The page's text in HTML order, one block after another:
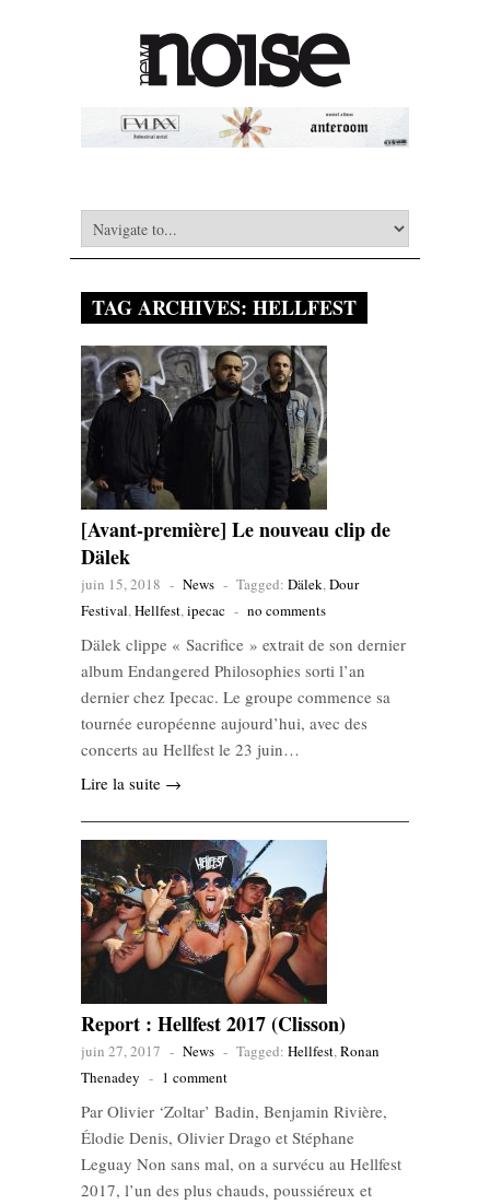
TAG ARCHIVES: HELLFEST
[Avant-première] Le nouveau clip de
Dälek
juin 15, 2018 - News - Tagged: Dälek,Dour
Festival,Hellfest,ipecac - no comments
Dälek clippe « Sacrifice » extrait de son dernier
album Endangered Philosophies sorti l’an
dernier chez Ipecac. Le groupe commence sa
tournée européenne aujourd’hui, avec des
concerts au Hellfest le 23 juin…
Lire la suite →
Report : Hellfest 2017 (Clisson)
juin 27, 2017 - News - Tagged: Hellfest,Ronan
Thenadey - 1 comment
Par Olivier ‘Zoltar’ Badin, Benjamin Rivière,
Élodie Denis, Olivier Drago et Stéphane
Leguay Non sans mal, on a survécu au Hellfest
2017, l’un des plus chauds, poussiéreux et